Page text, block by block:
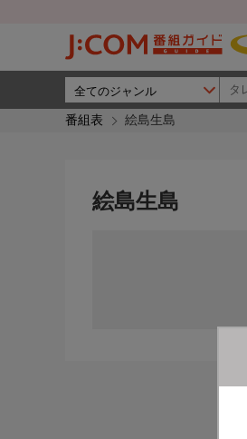
番組表 絵島生島
絵島生島